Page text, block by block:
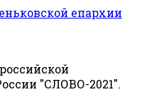
епархии
"СЛОВО-2021".